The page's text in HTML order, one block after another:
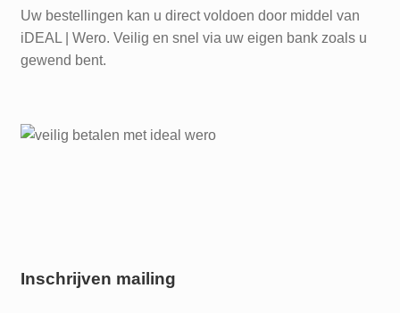
Uw bestellingen kan u direct voldoen door middel van
iDEAL | Wero. Veilig en snel via uw eigen bank zoals u
gewend bent.
Inschrijven mailing